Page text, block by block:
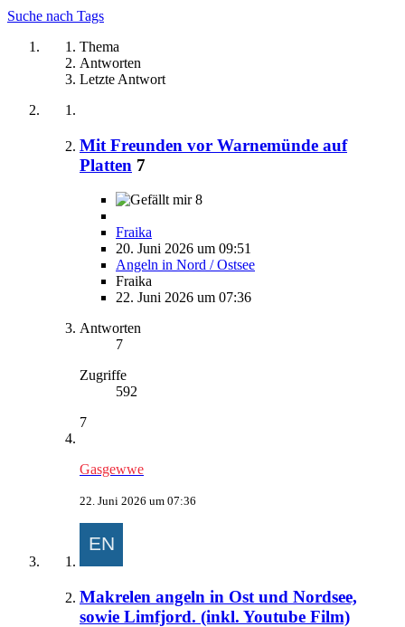
Suche nach Tags
Thema
Antworten
Letzte Antwort
Mit Freunden vor Warnemünde auf
Platten 7
8
Fraika
20. Juni 2026 um 09:51
Angeln in Nord / Ostsee
Fraika
22. Juni 2026 um 07:36
Antworten
7
Zugriffe
592
7
Gasgewwe
22. Juni 2026 um 07:36
Makrelen angeln in Ost und Nordsee,
sowie Limfjord. (inkl. Youtube Film)